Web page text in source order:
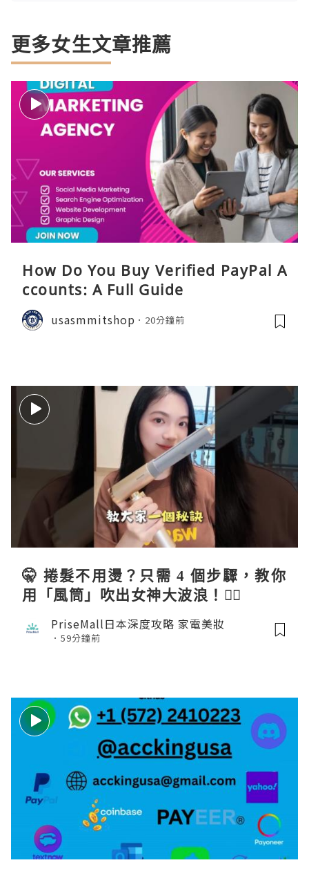
更多女生文章推薦
How Do You Buy Verified PayPal A
ccounts: A Full Guide
usasmmitshop 20分鐘前
🤫 捲髮不用燙？只需 4 個步驟，教你
用「風筒」吹出女神大波浪！💇‍♀️
PriseMall日本深度攻略 家電美妝
59分鐘前